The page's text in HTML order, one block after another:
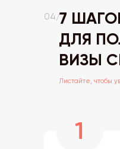
7
ДЛЯ
ВИЗЫ
04/
Листайте, чтобы